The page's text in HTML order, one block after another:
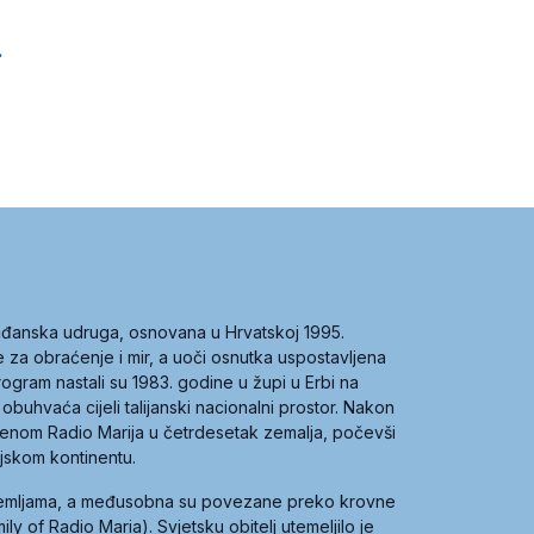
udruga, osnovana u Hrvatskoj 1995.
obraćenje i mir, a uoči osnutka uspostavljena
nastali su 1983. godine u župi u Erbi na
cijeli talijanski nacionalni prostor. Nakon
Radio Marija u četrdesetak zemalja, počevši
kontinentu.
a međusobna su povezane preko krovne
of Radio Maria). Svjetsku obitelj utemeljilo je